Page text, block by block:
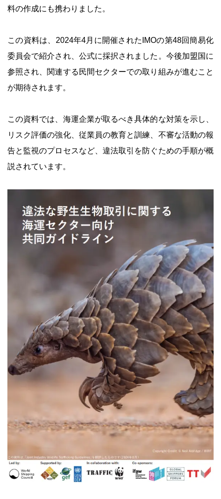
料の作成にも携わりました。
この資料は、2024年4月に開催されたIMOの第48回簡易化
委員会で紹介され、公式に採択されました。今後加盟国に
参照され、関連する民間セクターでの取り組みが進むこと
が期待されます。
この資料では、海運企業が取るべき具体的な対策を示し、
リスク評価の強化、従業員の教育と訓練、不審な活動の報
告と監視のプロセスなど、違法取引を防ぐための手順が概
説されています。